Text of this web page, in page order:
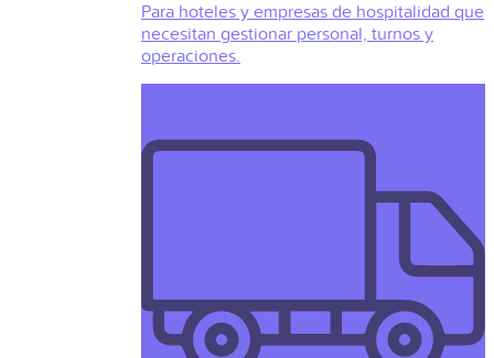
Para hoteles y empresas de hospitalidad que
necesitan gestionar personal, turnos y
operaciones.